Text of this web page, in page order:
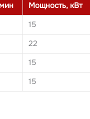
Мощность, кВт
15
22
15
15